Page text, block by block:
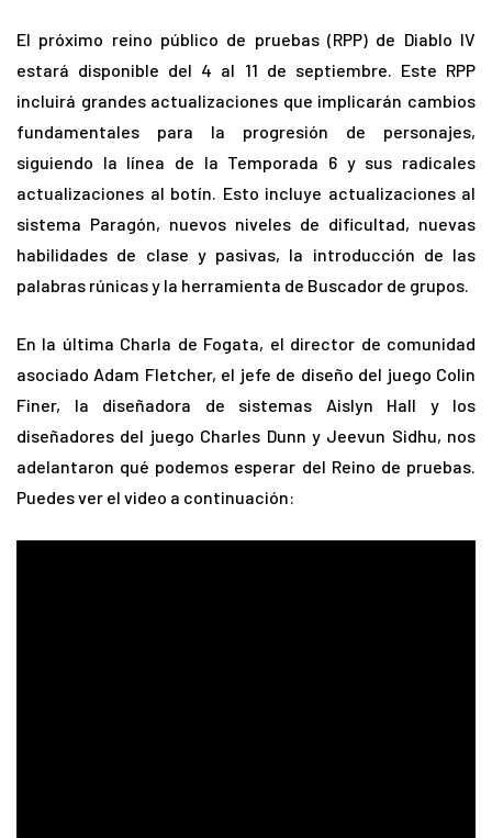
El próximo reino público de pruebas (RPP) de Diablo IV
estará disponible del 4 al 11 de septiembre. Este RPP
incluirá grandes actualizaciones que implicarán cambios
fundamentales para la progresión de personajes,
siguiendo la línea de la Temporada 6 y sus radicales
actualizaciones al botín. Esto incluye actualizaciones al
sistema Paragón, nuevos niveles de dificultad, nuevas
habilidades de clase y pasivas, la introducción de las
palabras rúnicas y la herramienta de Buscador de grupos.
En la última Charla de Fogata, el director de comunidad
asociado Adam Fletcher, el jefe de diseño del juego Colin
Finer, la diseñadora de sistemas Aislyn Hall y los
diseñadores del juego Charles Dunn y Jeevun Sidhu, nos
adelantaron qué podemos esperar del Reino de pruebas.
Puedes ver el video a continuación: